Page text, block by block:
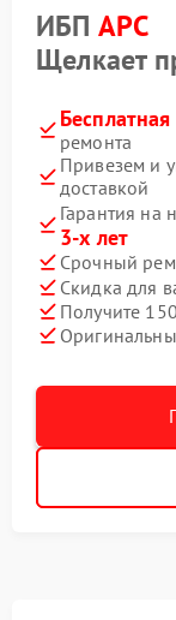
ИБП APC
Щелкает
ремонта
Привезем и
доставкой
Гарантия на
3-х лет
Срочный
Скидка для
Получите